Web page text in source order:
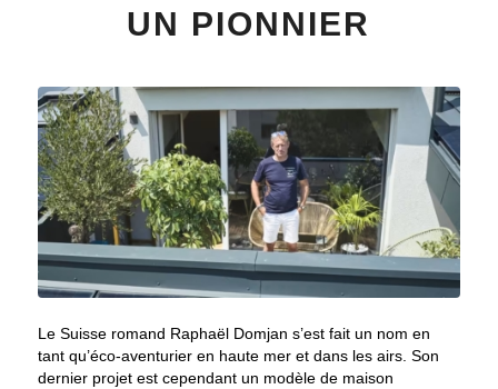
UN PIONNIER
Le Suisse romand Raphaël Domjan s’est fait un nom en
tant qu’éco-aventurier en haute mer et dans les airs. Son
dernier projet est cependant un modèle de maison